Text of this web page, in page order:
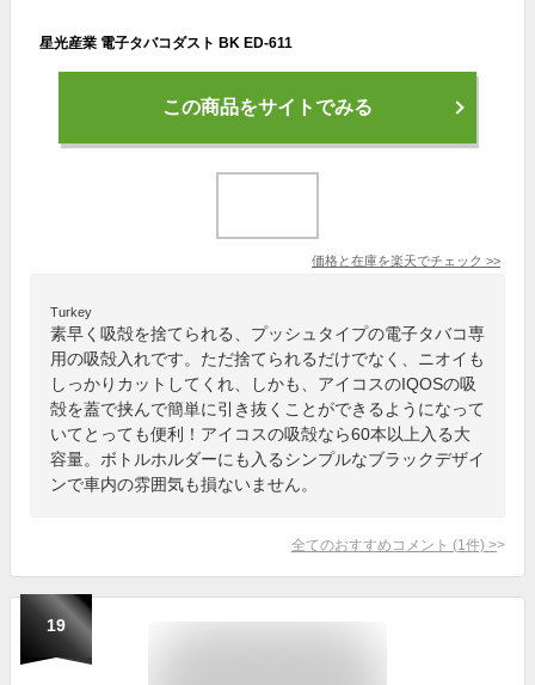
星光産業 電子タバコダスト BK ED-611
この商品をサイトでみる
価格と在庫を楽天でチェック >>
Turkey
素早く吸殻を捨てられる、プッシュタイプの電子タバコ専
用の吸殻入れです。ただ捨てられるだけでなく、ニオイも
しっかりカットしてくれ、しかも、アイコスのIQOSの吸
殻を蓋で挟んで簡単に引き抜くことができるようになって
いてとっても便利！アイコスの吸殻なら60本以上入る大
容量。ボトルホルダーにも入るシンプルなブラックデザイ
ンで車内の雰囲気も損ないません。
全てのおすすめコメント (1 件) >
19